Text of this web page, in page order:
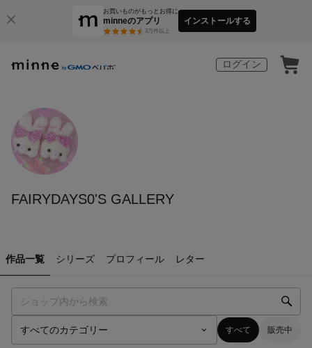
お買いものがもっとお得に
minneのアプリ
3万件以上
インストールする
ログイン
FAIRYDAYS0'S GALLERY
作品一覧 シリーズ プロフィール レター
すべて 販売中